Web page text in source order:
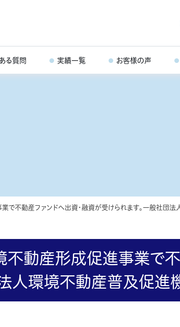
る質問 実績一覧 お客様の声
で不動産ファンドへ出資・融資が受けられます。一般社団法
不動産形成促進事業で
人環境不動産普及促進